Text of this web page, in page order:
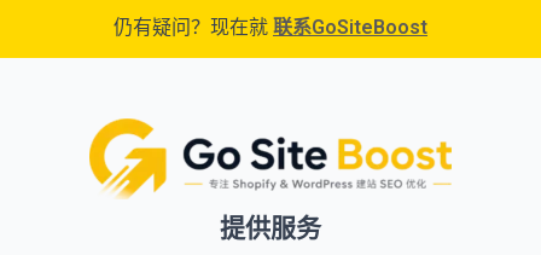
仍有疑问？现在就 联系GoSiteBoost
提供服务